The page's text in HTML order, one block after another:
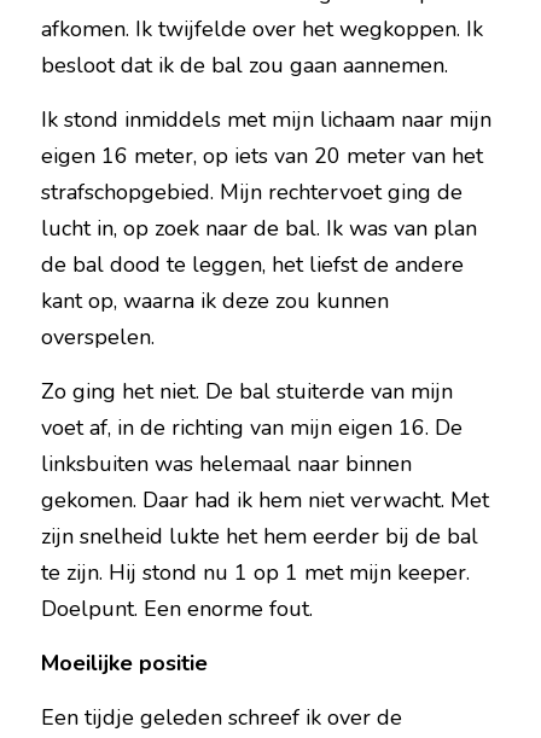
afkomen. Ik twijfelde over het wegkoppen. Ik
besloot dat ik de bal zou gaan aannemen.
Ik stond inmiddels met mijn lichaam naar mijn
eigen 16 meter, op iets van 20 meter van het
strafschopgebied. Mijn rechtervoet ging de
lucht in, op zoek naar de bal. Ik was van plan
de bal dood te leggen, het liefst de andere
kant op, waarna ik deze zou kunnen
overspelen.
Zo ging het niet. De bal stuiterde van mijn
voet af, in de richting van mijn eigen 16. De
linksbuiten was helemaal naar binnen
gekomen. Daar had ik hem niet verwacht. Met
zijn snelheid lukte het hem eerder bij de bal
te zijn. Hij stond nu 1 op 1 met mijn keeper.
Doelpunt. Een enorme fout.
Moeilijke positie